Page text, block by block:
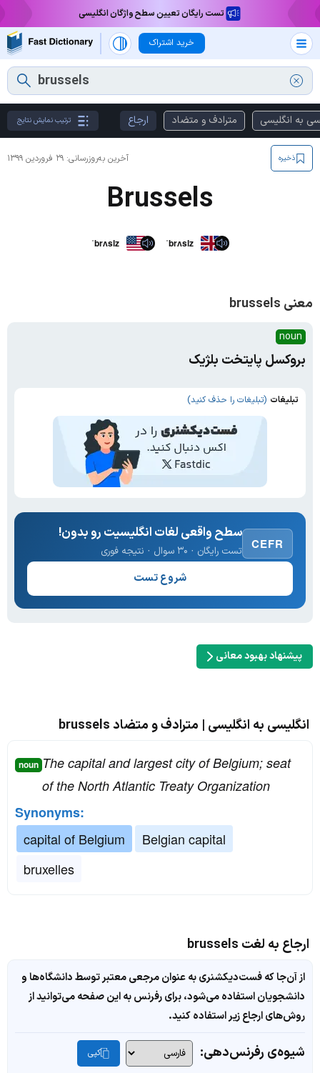
تست رایگان تعیین سطح واژگان انگلیسی
خرید اشتراک
به انگلیسی مترادف و متضاد ارجاع ترتیب نمایش نتایج
آخرین به‌روزرسانی: ۲۹ فروردین ۱۳۹۹ ذخیره
Brussels
ˈbrʌslz ˈbrʌslz
معنی brussels
noun
بروکسل پایتخت بلژیک
تبلیغات (تبلیغات را حذف کنید)
CEFR
سطح واقعی لغات انگلیسیت رو بدون!
تست رایگان · ۳۰ سوال · نتیجه فوری
شروع تست
پیشنهاد بهبود معانی
انگلیسی به انگلیسی | مترادف و متضاد brussels
noun The capital and largest city of Belgium; seat
of the North Atlantic Treaty Organization
Synonyms:
capital of Belgium
Belgian capital
bruxelles
ارجاع به لغت brussels
از آن‌جا که فست‌دیکشنری به عنوان مرجعی معتبر توسط دانشگاه‌ها و
دانشجویان استفاده می‌شود، برای رفرنس به این صفحه می‌توانید از
روش‌های ارجاع زیر استفاده کنید.
شیوه‌ی رفرنس‌دهی: کپی